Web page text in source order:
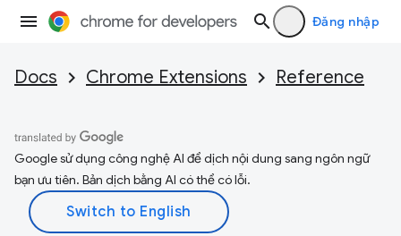
Đăng nhập
Docs Chrome Extensions Reference
Google sử dụng công nghệ AI để dịch nội dung sang ngôn ngữ
bạn ưu tiên. Bản dịch bằng AI có thể có lỗi.